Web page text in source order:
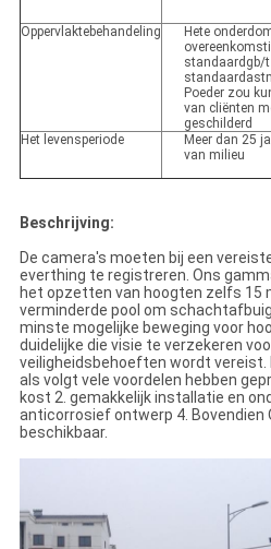
Oppervlaktebehandeling
Hete
standaardgb/
Poeder zou
van cliënten
geschilderd
Het levensperiode
Meer dan 25
van milieu
Beschrijving:
De camera's moeten bij een
everthing te registreren. Ons
het opzetten van hoogten zelfs 15
verminderde pool om
minste mogelijke beweging voor
duidelijke die visie te verzekeren
veiligheidsbehoeften wordt vereist.
als volgt vele voordelen hebben
kost 2. gemakkelijk installatie en
anticorrosief ontwerp 4. Bovendien
beschikbaar.